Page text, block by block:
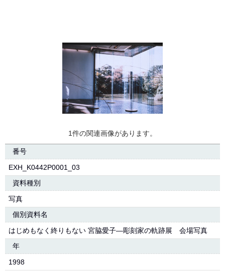
1件の関連画像があります。
番号
EXH_K0442P0001_03
資料種別
写真
個別資料名
はじめもなく終りもない 宮脇愛子―彫刻家の軌跡展 会場写真
年
1998